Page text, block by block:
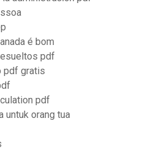
é bom
pdf
pdf gratis
pdf
untuk orang tua